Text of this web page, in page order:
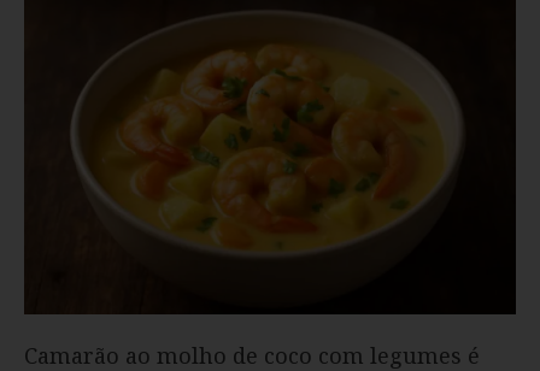
Camarão ao molho de coco com legumes é